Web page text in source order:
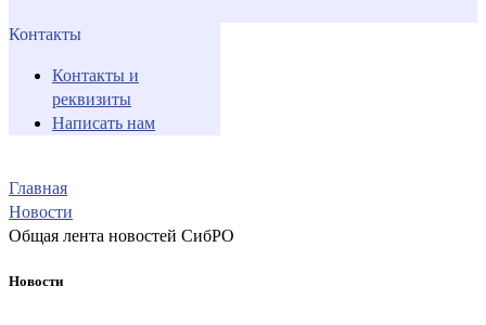
Контакты
Контакты и
реквизиты
Написать нам
Главная
Новости
Общая лента новостей СибРО
Новости